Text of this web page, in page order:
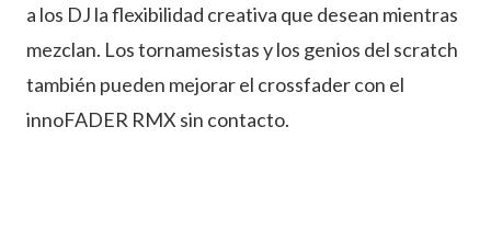
a los DJ la flexibilidad creativa que desean mientras
mezclan. Los tornamesistas y los genios del scratch
también pueden mejorar el crossfader con el
innoFADER RMX sin contacto.